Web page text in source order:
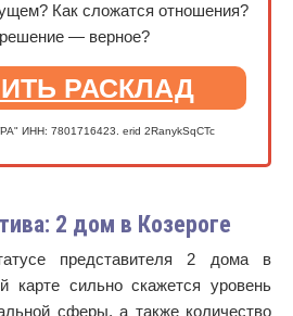
Как сложатся отношения?
— верное?
РАСКЛАД
ИНН: 7801716423. erid 2RanykSqCTc
2 дом в Козероге
представителя 2 дома в
карте сильно скажется уровень
сферы, а также количество